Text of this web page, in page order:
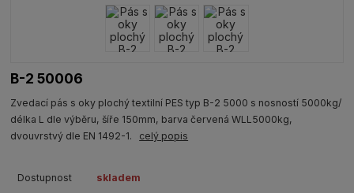
B-2 50006
Zvedací pás s oky plochý textilní PES typ B-2 5000 s nosností 5000kg/
délka L dle výběru, šíře 150mm, barva červená WLL5000kg,
dvouvrstvý dle EN 1492-1. celý popis
Dostupnost
skladem